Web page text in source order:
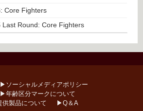
Core Fighters
Last Round: Core Fighters
▶︎ソーシャルメディアポリシー
▶︎年齢区分マークについて
製品について
▶︎Q＆A